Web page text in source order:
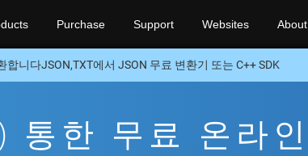
Purchase Support Websites About
합니다JSON,TXT에서 JSON 무료 변환기 또는 C++ SDK
통한 무료 온라인